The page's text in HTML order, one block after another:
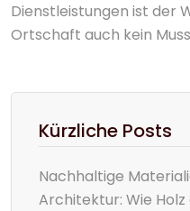
Dienstleistungen ist der
Ortschaft auch kein
Kürzliche Posts
Nachhaltige
Architektur: Wie